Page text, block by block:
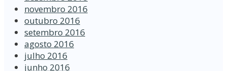
novembro 2016
outubro 2016
setembro 2016
agosto 2016
julho 2016
junho 2016